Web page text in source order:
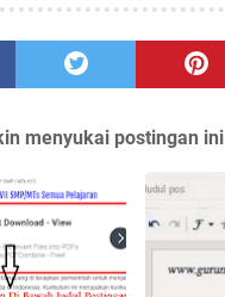
menyukai postingan ini